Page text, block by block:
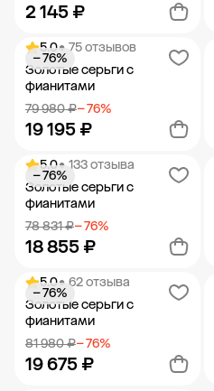
2 145 ₽
Добавить в корзину
5.0• 75 отзывов
Золотые серьги с
фианитами
79 980 ₽− 76%
19 195 ₽
− 76%
Добавить в корзину
5.0• 133 отзыва
Золотые серьги с
фианитами
78 831 ₽− 76%
18 855 ₽
− 76%
Добавить в корзину
5.0• 62 отзыва
Золотые серьги с
фианитами
81 980 ₽− 76%
19 675 ₽
− 76%